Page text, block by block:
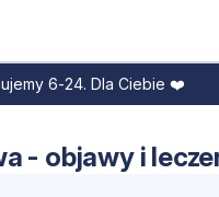
6-24. Dla Ciebie ❤️
- objawy i